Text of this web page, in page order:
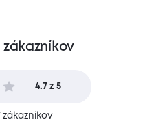
zákazníkov
4.7 z 5
zákazníkov